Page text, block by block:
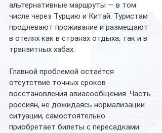
альтернативные маршруты — в том
числе через Турцию и Китай. Туристам
продлевают проживание и размещают
в отелях как в странах отдыха, так и в
транзитных хабах.
Главной проблемой остаётся
отсутствие точных сроков
восстановления авиасообщения. Часть
россиян, не дожидаясь нормализации
ситуации, самостоятельно
приобретает билеты с пересадками